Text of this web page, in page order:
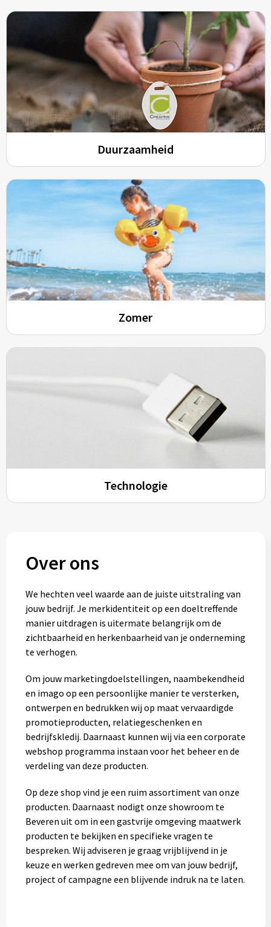
Duurzaamheid
Zomer
Technologie
Over ons
We hechten veel waarde aan de juiste uitstraling van
jouw bedrijf. Je merkidentiteit op een doeltreffende
manier uitdragen is uitermate belangrijk om de
zichtbaarheid en herkenbaarheid van je onderneming
te verhogen.
Om jouw marketingdoelstellingen, naambekendheid
en imago op een persoonlijke manier te versterken,
ontwerpen en bedrukken wij op maat vervaardigde
promotieproducten, relatiegeschenken en
bedrijfskledij. Daarnaast kunnen wij via een corporate
webshop programma instaan voor het beheer en de
verdeling van deze producten.
Op deze shop vind je een ruim assortiment van onze
producten. Daarnaast nodigt onze showroom te
Beveren uit om in een gastvrije omgeving maatwerk
producten te bekijken en specifieke vragen te
bespreken. Wij adviseren je graag vrijblijvend in je
keuze en werken gedreven mee om van jouw bedrijf,
project of campagne een blijvende indruk na te laten.